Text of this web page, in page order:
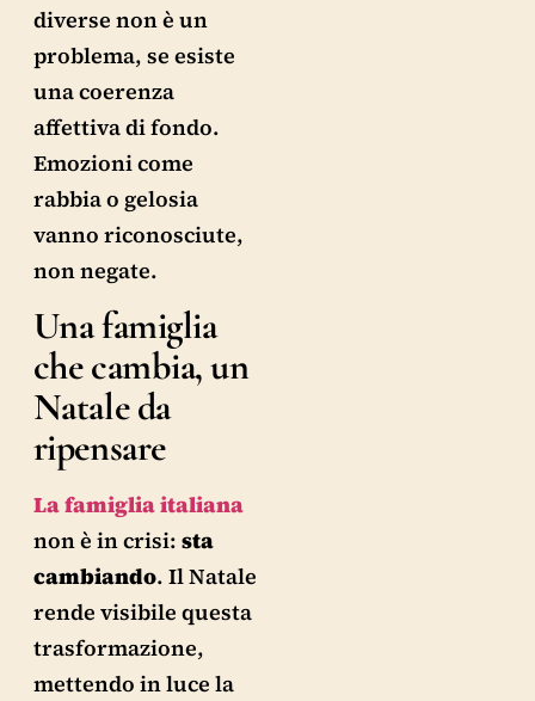
diverse non è un
problema, se esiste
una coerenza
affettiva di fondo.
Emozioni come
rabbia o gelosia
vanno riconosciute,
non negate.
Una famiglia
che cambia, un
Natale da
ripensare
La famiglia italiana
non è in crisi: sta
cambiando. Il Natale
rende visibile questa
trasformazione,
mettendo in luce la